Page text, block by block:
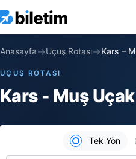
Anasayfa→Uçuş Rotası→Kars –
UÇUŞ ROTASI
Kars - Muş
Tek Yön